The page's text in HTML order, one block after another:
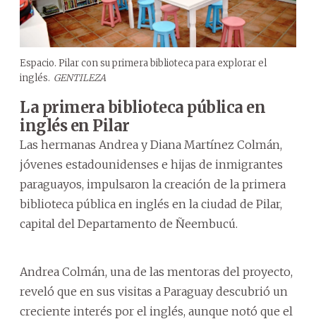
Espacio. Pilar con su primera biblioteca para explorar el
inglés. GENTILEZA
La primera biblioteca pública en
inglés en Pilar
Las hermanas Andrea y Diana Martínez Colmán,
jóvenes estadounidenses e hijas de inmigrantes
paraguayos, impulsaron la creación de la primera
biblioteca pública en inglés en la ciudad de Pilar,
capital del Departamento de Ñeembucú.
Andrea Colmán, una de las mentoras del proyecto,
reveló que en sus visitas a Paraguay descubrió un
creciente interés por el inglés, aunque notó que el